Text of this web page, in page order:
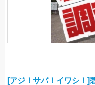
[アジ！サバ！イワシ！]